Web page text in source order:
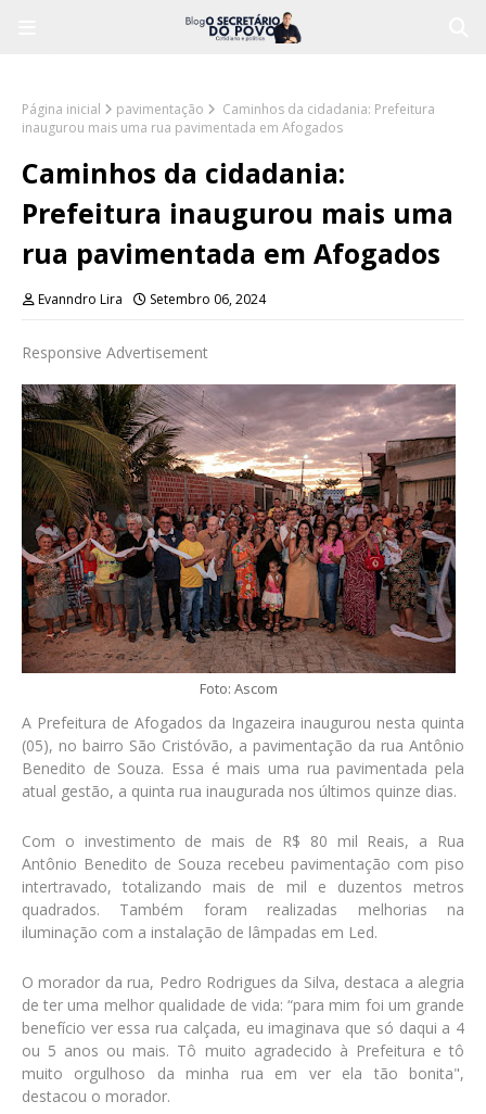
Página inicial pavimentação
Caminhos da cidadania: Prefeitura
inaugurou mais uma rua pavimentada em Afogados
Caminhos da cidadania:
Prefeitura inaugurou mais uma
rua pavimentada em Afogados
Evanndro Lira Setembro 06, 2024
Responsive Advertisement
Foto: Ascom
A Prefeitura de Afogados da Ingazeira inaugurou nesta quinta
(05), no bairro São Cristóvão, a pavimentação da rua Antônio
Benedito de Souza. Essa é mais uma rua pavimentada pela
atual gestão, a quinta rua inaugurada nos últimos quinze dias.
Com o investimento de mais de R$ 80 mil Reais, a Rua
Antônio Benedito de Souza recebeu pavimentação com piso
intertravado, totalizando mais de mil e duzentos metros
quadrados. Também foram realizadas melhorias na
iluminação com a instalação de lâmpadas em Led.
O morador da rua, Pedro Rodrigues da Silva, destaca a alegria
de ter uma melhor qualidade de vida: “para mim foi um grande
benefício ver essa rua calçada, eu imaginava que só daqui a 4
ou 5 anos ou mais. Tô muito agradecido à Prefeitura e tô
muito orgulhoso da minha rua em ver ela tão bonita",
destacou o morador.